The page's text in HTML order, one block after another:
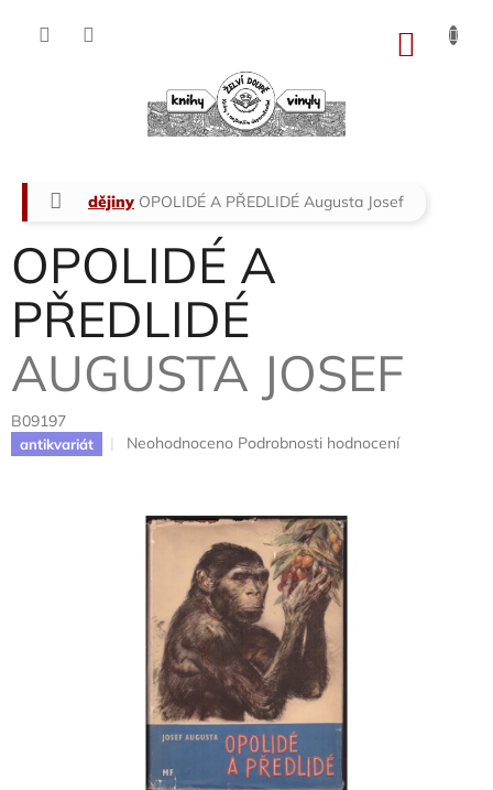
Domů
dějiny OPOLIDÉ A PŘEDLIDÉ Augusta Josef
OPOLIDÉ A
PŘEDLIDÉ
AUGUSTA JOSEF
B09197
antikvariát
Průměrné
hvězdiček.
Neohodnoceno Podrobnosti hodnocení